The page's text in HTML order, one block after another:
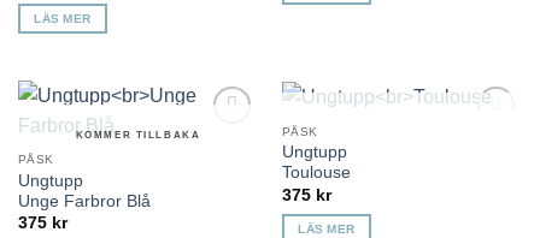
LÄS MER
Lägg till i
KOMMER TILLBAKA
PÅSK
Ungtupp
Unge Farbror Blå
375 kr
PÅSK
Ungtupp
Toulouse
375 kr
LÄS MER